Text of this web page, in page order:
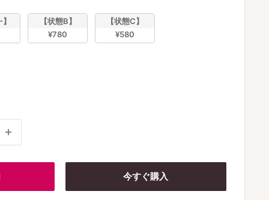
【状態B】
¥780
【状態C】
¥580
今すぐ購入